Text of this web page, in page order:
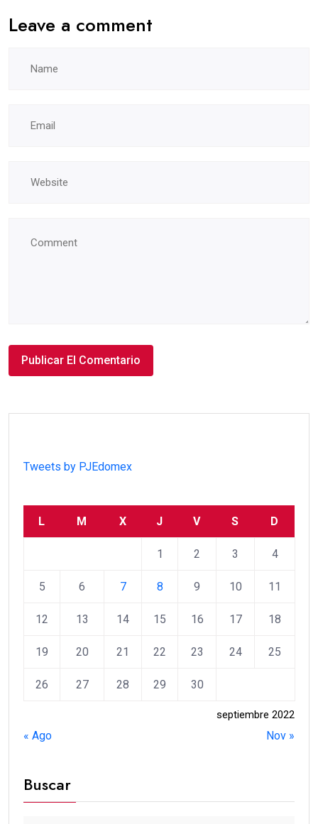
Leave a comment
Tweets by PJEdomex
septiembre 2022
L M X J V S D
1 2 3 4
5 6 7 8 9 10 11
12 13 14 15 16 17 18
19 20 21 22 23 24 25
26 27 28 29 30
« Ago Nov »
Buscar